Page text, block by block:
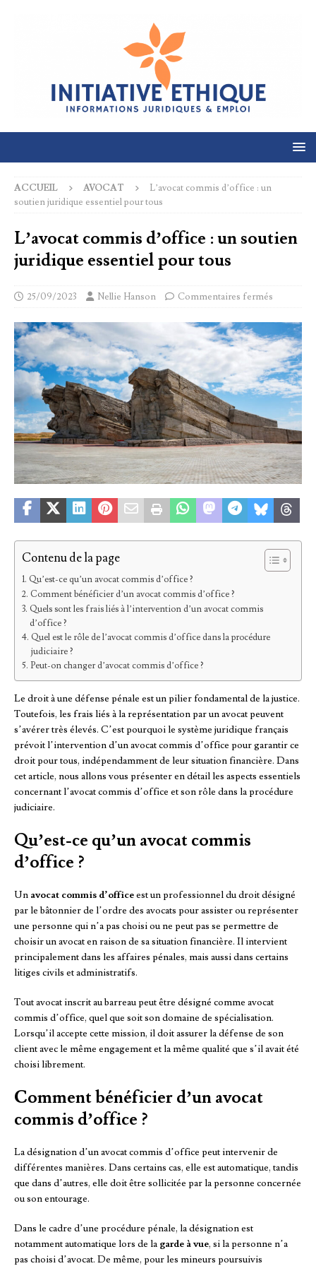
ACCUEIL AVOCAT
L’avocat commis d’office : un
soutien juridique essentiel pour tous
L’avocat commis d’office : un soutien
juridique essentiel pour tous
25/09/2023 Nellie Hanson Commentaires fermés
Contenu de la page
Qu’est-ce qu’un avocat commis d’office ?
Comment bénéficier d’un avocat commis d’office ?
Quels sont les frais liés à l’intervention d’un avocat commis
d’office ?
Quel est le rôle de l’avocat commis d’office dans la procédure
judiciaire ?
Peut-on changer d’avocat commis d’office ?
Le droit à une défense pénale est un pilier fondamental de la justice.
Toutefois, les frais liés à la représentation par un avocat peuvent
s’avérer très élevés. C’est pourquoi le système juridique français
prévoit l’intervention d’un avocat commis d’office pour garantir ce
droit pour tous, indépendamment de leur situation financière. Dans
cet article, nous allons vous présenter en détail les aspects essentiels
concernant l’avocat commis d’office et son rôle dans la procédure
judiciaire.
Qu’est-ce qu’un avocat commis
d’office ?
Un avocat commis d’officeest un professionnel du droit désigné
par le bâtonnier de l’ordre des avocats pour assister ou représenter
une personne qui n’a pas choisi ou ne peut pas se permettre de
choisir un avocat en raison de sa situation financière. Il intervient
principalement dans les affaires pénales, mais aussi dans certains
litiges civils et administratifs.
Tout avocat inscrit au barreau peut être désigné comme avocat
commis d’office, quel que soit son domaine de spécialisation.
Lorsqu’il accepte cette mission, il doit assurer la défense de son
client avec le même engagement et la même qualité que s’il avait été
choisi librement.
Comment bénéficier d’un avocat
commis d’office ?
La désignation d’un avocat commis d’office peut intervenir de
différentes manières. Dans certains cas, elle est automatique, tandis
que dans d’autres, elle doit être sollicitée par la personne concernée
ou son entourage.
Dans le cadre d’une procédure pénale, la désignation est
notamment automatique lors de la garde à vue, si la personne n’a
pas choisi d’avocat. De même, pour les mineurs poursuivis